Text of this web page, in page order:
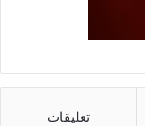
تعليقات